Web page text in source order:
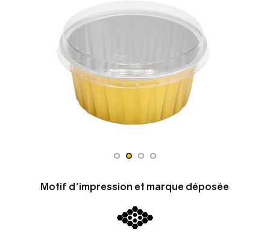
Motif d'impression et marque déposée